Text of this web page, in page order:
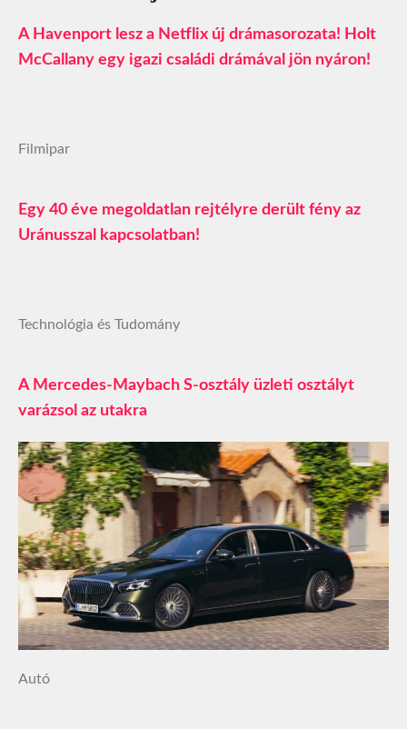
A Havenport lesz a Netflix új drámasorozata! Holt
McCallany egy igazi családi drámával jön nyáron!
Filmipar
Egy 40 éve megoldatlan rejtélyre derült fény az
Uránusszal kapcsolatban!
Technológia és Tudomány
A Mercedes-Maybach S-osztály üzleti osztályt
varázsol az utakra
Autó